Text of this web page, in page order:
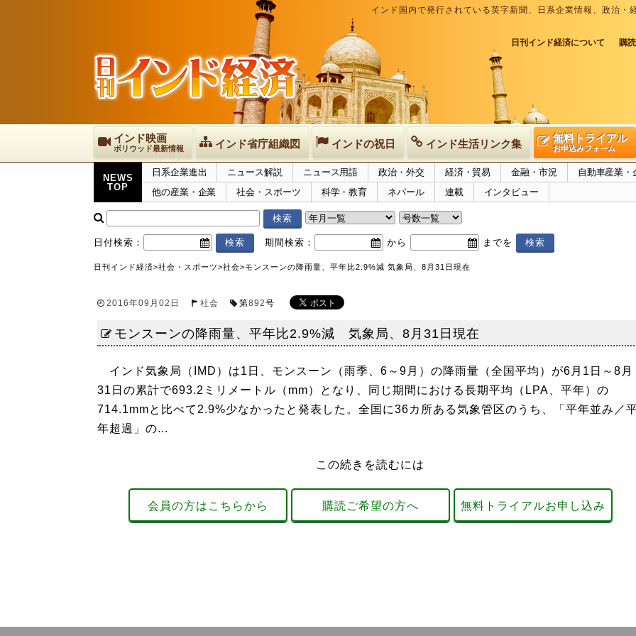
インド国内で発行されている英字新聞、日系企業情報、政治
日刊インド経済について 購
インド映画
ボリウッド最新情報 インド省庁組織図 インドの祝日 インド生活リンク集 無料トライアル
お申込みフォーム
NEWS
TOP
日系企業進出 ニュース解説 ニュース用語 政治・外交 経済・貿易 金融・市況
自動車産業・
他の産業・企業
社会・スポーツ 科学・教育 ネパール 連載 インタビュー
日付検索： 期間検索： から までを
日刊インド経済>社会・スポーツ>社会>モンスーンの降雨量、平年比2.9%減 気象局、8月31日現在
2016年09月02日 社会 第892号
モンスーンの降雨量、平年比2.9%減 気象局、8月31日現在
インド気象局（IMD）は1日、モンスーン（雨季、6～9月）の降雨量（全国平均）が6月1日～8月
31日の累計で693.2ミリメートル（mm）となり、同じ期間における長期平均（LPA、平年）の
714.1mmと比べて2.9%少なかったと発表した。全国に36カ所ある気象管区のうち、「平年並み／
年超過」の...
この続きを読むには
会員の方はこちらから 購読ご希望の方へ 無料トライアルお申し込み